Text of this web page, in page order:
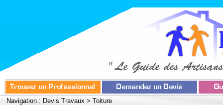
Navigation : Devis Travaux > Toiture